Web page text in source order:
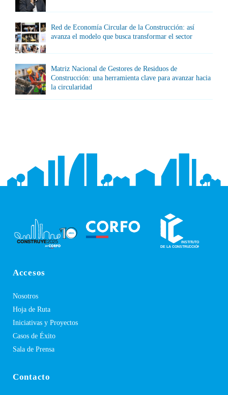
Red de Economía Circular de la Construcción: así
avanza el modelo que busca transformar el sector
Matriz Nacional de Gestores de Residuos de
Construcción: una herramienta clave para avanzar hacia
la circularidad
Accesos
Nosotros
Hoja de Ruta
Iniciativas y Proyectos
Casos de Éxito
Sala de Prensa
Contacto